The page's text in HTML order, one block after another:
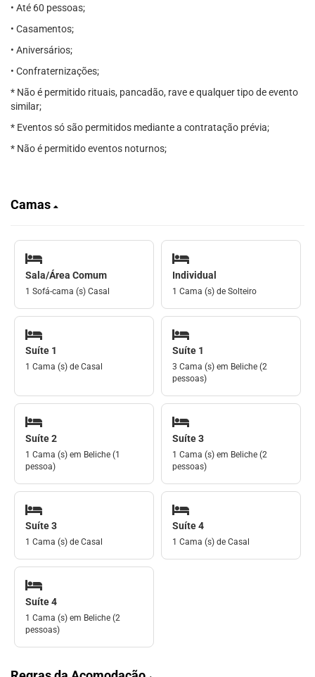
• Até 60 pessoas;
• Casamentos;
• Aniversários;
• Confraternizações;
* Não é permitido rituais, pancadão, rave e qualquer tipo de evento
similar;
* Eventos só são permitidos mediante a contratação prévia;
* Não é permitido eventos noturnos;
Camas
Sala/Área Comum
1 Sofá-cama (s) Casal
Individual
1 Cama (s) de Solteiro
Suíte 1
1 Cama (s) de Casal
Suíte 1
3 Cama (s) em Beliche (2
pessoas)
Suíte 2
1 Cama (s) em Beliche (1
pessoa)
Suíte 3
1 Cama (s) em Beliche (2
pessoas)
Suíte 3
1 Cama (s) de Casal
Suíte 4
1 Cama (s) de Casal
Suíte 4
1 Cama (s) em Beliche (2
pessoas)